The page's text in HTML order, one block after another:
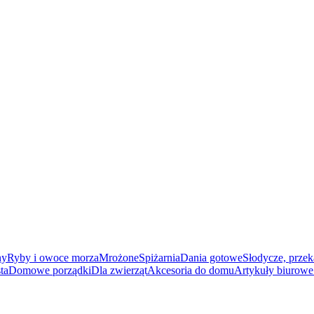
Ryby i owoce morzaMrożoneSpiżarniaDania gotoweSłodycze,
Domowe porządkiDla zwierzątAkcesoria do domuArtykuły